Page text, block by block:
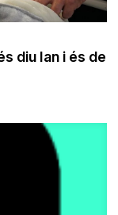
diu Ian i és de